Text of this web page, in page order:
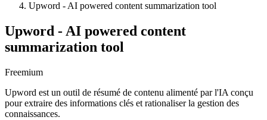
Upword - AI powered content summarization tool
Upword - AI powered content
summarization tool
Freemium
Upword est un outil de résumé de contenu alimenté par l'IA conçu
pour extraire des informations clés et rationaliser la gestion des
connaissances.